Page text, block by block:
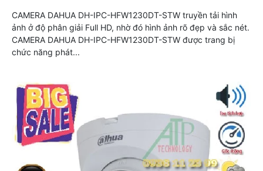
CAMERA DAHUA DH-IPC-HFW1230DT-STW truyền tải hình
ảnh ở độ phân giải Full HD, nhờ đó hình ảnh rõ đẹp và sắc nét.
CAMERA DAHUA DH-IPC-HFW1230DT-STW được trang bị
chức năng phát...